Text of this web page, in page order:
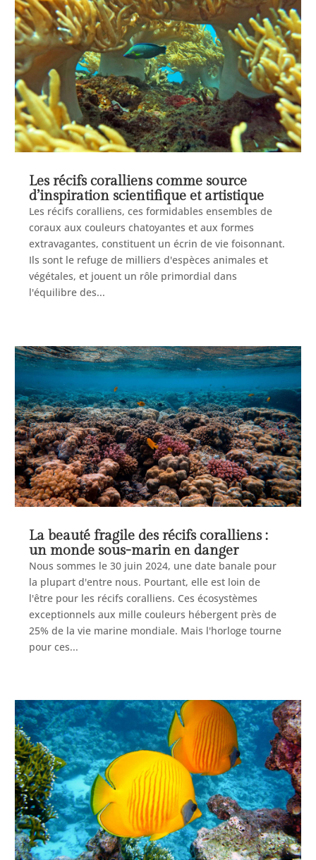
Les récifs coralliens comme source
d’inspiration scientifique et artistique
Les récifs coralliens, ces formidables ensembles de
coraux aux couleurs chatoyantes et aux formes
extravagantes, constituent un écrin de vie foisonnant.
Ils sont le refuge de milliers d'espèces animales et
végétales, et jouent un rôle primordial dans
l'équilibre des...
La beauté fragile des récifs coralliens :
un monde sous-marin en danger
Nous sommes le 30 juin 2024, une date banale pour
la plupart d'entre nous. Pourtant, elle est loin de
l'être pour les récifs coralliens. Ces écosystèmes
exceptionnels aux mille couleurs hébergent près de
25% de la vie marine mondiale. Mais l'horloge tourne
pour ces...